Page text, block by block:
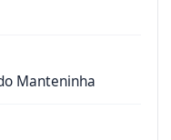
Manteninha